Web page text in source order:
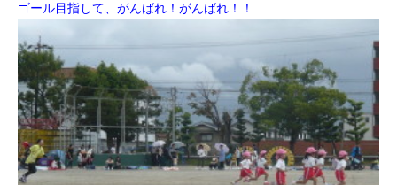
ゴール目指して、がんばれ！がんばれ！！